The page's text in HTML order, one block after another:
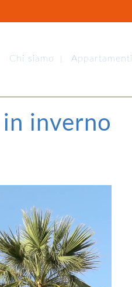
Chi siamo Appartamenti
inverno